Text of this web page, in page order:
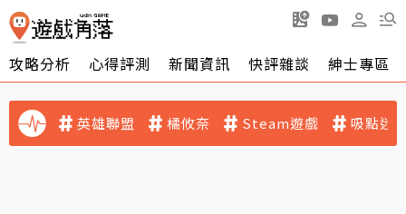
攻略分析 心得評測 新聞資訊 快評雜談 紳士專區
英雄聯盟 橘攸奈 Steam遊戲 吸點迷